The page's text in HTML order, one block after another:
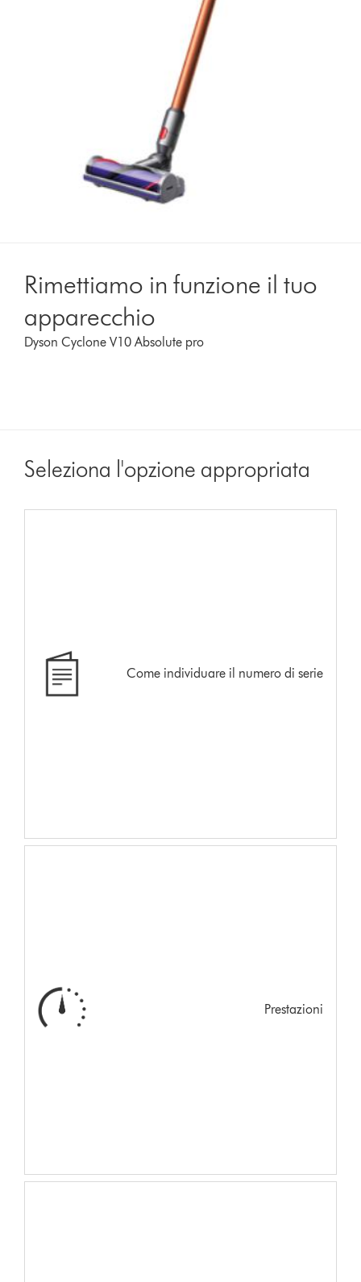
Rimettiamo in funzione il tuo
apparecchio
Dyson Cyclone V10 Absolute pro
Seleziona l'opzione appropriata
Come individuare il numero di serie
Prestazioni